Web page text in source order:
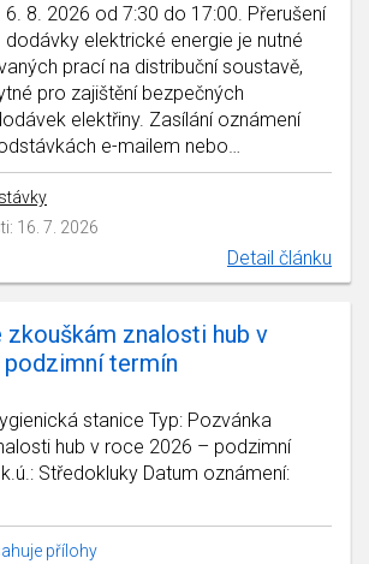
6. 8. 2026 od 7:30 do 17:00. Přerušení
dodávky elektrické energie je nutné
prací na distribuční soustavě,
pro zajištění bezpečných
elektřiny. Zasílání oznámení
e-mailem nebo…
16. 7. 2026
Detail článku
zkouškám znalosti hub v
termín
stanice Typ: Pozvánka
hub v roce 2026 – podzimní
Středokluky Datum oznámení:
přílohy